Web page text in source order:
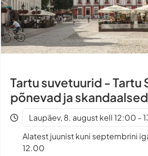
Tartu suvetuurid - Tartu
põnevad ja
Laupäev, 8. august kell 12:00 -
Alatest juunist kuni septembrini
12.00